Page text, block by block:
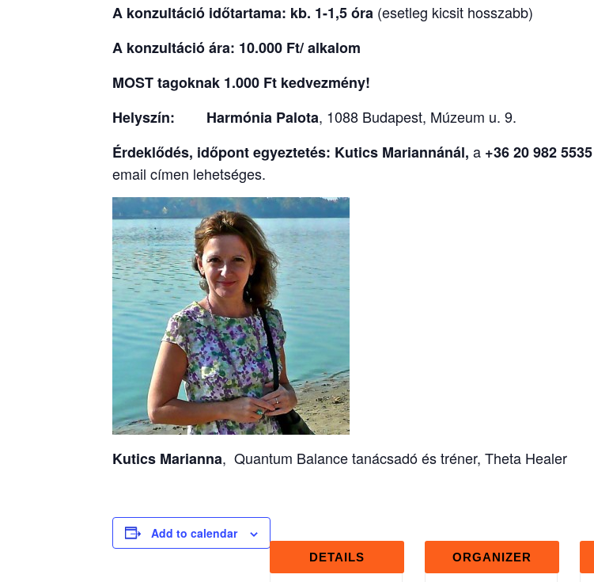
A konzultáció időtartama: kb. 1-1,5 óra (esetleg kicsit hosszabb)
A konzultáció ára: 10.000 Ft/ alkalom
MOST tagoknak 1.000 Ft kedvezmény!
Helyszín:
Harmónia Palota, 1088 Budapest, Múzeum u. 9.
Érdeklődés, időpont egyeztetés: Kutics Mariannánál, a +36 20 982 5535
email címen lehetséges.
Kutics Marianna, Quantum Balance tanácsadó és tréner, Theta Healer
Add to calendar
DETAILS ORGANIZER